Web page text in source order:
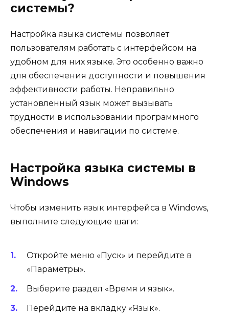
системы?
Настройка языка системы позволяет
пользователям работать с интерфейсом на
удобном для них языке. Это особенно важно
для обеспечения доступности и повышения
эффективности работы. Неправильно
установленный язык может вызывать
трудности в использовании программного
обеспечения и навигации по системе.
Настройка языка системы в
Windows
Чтобы изменить язык интерфейса в Windows,
выполните следующие шаги:
Откройте меню «Пуск» и перейдите в
«Параметры».
Выберите раздел «Время и язык».
Перейдите на вкладку «Язык».